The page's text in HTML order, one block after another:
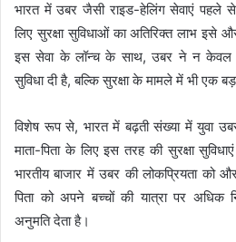
भारत में उबर जैसी राइड-हेलिंग सेवाएं पहले
लिए सुरक्षा सुविधाओं का अतिरिक्त लाभ
इस सेवा के लॉन्च के साथ, उबर ने न केवल
सुविधा दी है, बल्कि सुरक्षा के मामले में भी एक
विशेष रूप से, भारत में बढ़ती संख्या में युवा
माता-पिता के लिए इस तरह की सुरक्षा
भारतीय बाजार में उबर की लोकप्रियता को
पिता को अपने बच्चों की यात्रा पर अधिक
अनुमति देता है।